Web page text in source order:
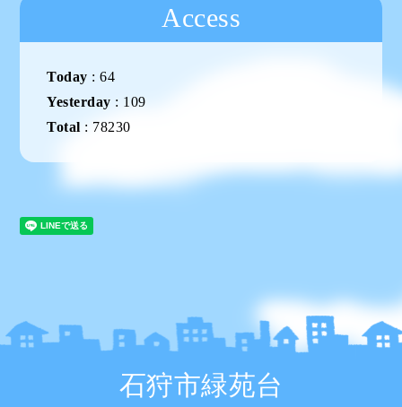
Access
Today :64
Yesterday : 109
Total : 78230
石狩市緑苑台